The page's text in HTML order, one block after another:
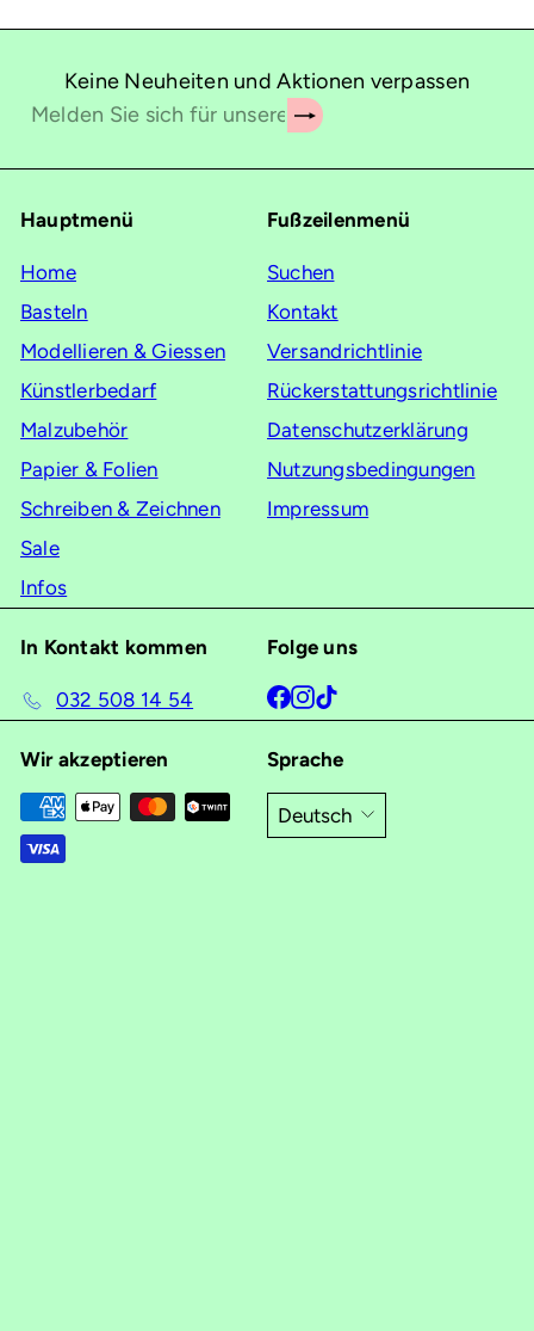
Keine Neuheiten und Aktionen verpassen
Abonnieren
Melden
sich
unsere
an
Hauptmenü
Home
Basteln
Modellieren & Giessen
Künstlerbedarf
Malzubehör
Papier & Folien
Schreiben & Zeichnen
Sale
Infos
Fußzeilenmenü
Suchen
Kontakt
Versandrichtlinie
Rückerstattungsrichtlinie
Datenschutzerklärung
Nutzungsbedingungen
Impressum
In Kontakt kommen
032 508 14 54
Folge uns
Facebook
Instagram
Wir akzeptieren Sprache
Deutsch